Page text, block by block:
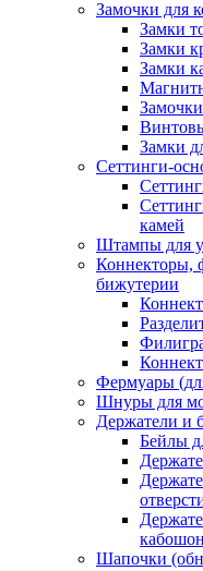
Замочки для
Замки
Замки
Замки
Замки
Сеттинги-
камей
Штампы для
Коннекторы,
бижутерии
Фермуары
Шнуры для
Держатели и
Бейлы
Шапочки